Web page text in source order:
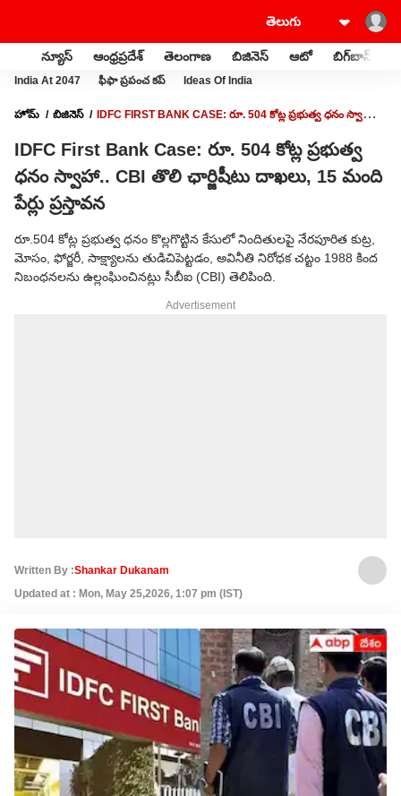
న్యూస్ ఆంధ్రప్రదేశ్ తెలంగాణ బిజినెస్ ఆటో బిగ్‌బాస్
India At 2047 ఫీఫా ప్రపంచ కప్ Ideas Of India
హోమ్ బిజినెస్
IDFC FIRST BANK CASE: రూ. 504 కోట్ల ప్రభుత్వ ధనం స్వాహా..
IDFC First Bank Case: రూ. 504 కోట్ల ప్రభుత్వ
ధనం స్వాహా.. CBI తొలి ఛార్జిషీటు దాఖలు, 15 మంది
పేర్లు ప్రస్తావన
రూ.504 కోట్ల ప్రభుత్వ ధనం కొల్లగొట్టిన కేసులో నిందితులపై నేరపూరిత కుట్ర,
మోసం, ఫోర్జరీ, సాక్ష్యాలను తుడిచిపెట్టడం, అవినీతి నిరోధక చట్టం 1988 కింద
నిబంధనలను ఉల్లంఘించినట్లు సీబీఐ (CBI) తెలిపింది.
Advertisement
Written By :Shankar Dukanam
Updated at : Mon, May 25,2026, 1:07 pm (IST)